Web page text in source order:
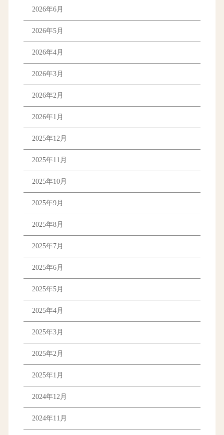
2026年6月
2026年5月
2026年4月
2026年3月
2026年2月
2026年1月
2025年12月
2025年11月
2025年10月
2025年9月
2025年8月
2025年7月
2025年6月
2025年5月
2025年4月
2025年3月
2025年2月
2025年1月
2024年12月
2024年11月